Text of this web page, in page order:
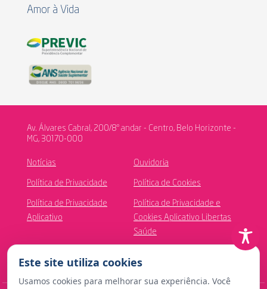
Amor à Vida
Av. Álvares Cabral, 200/8º andar - Centro, Belo Horizonte -
MG, 30170-000
Notícias Ouvidoria
Política de Privacidade Política de Cookies
Política de Privacidade
Aplicativo
Política de Privacidade e
Cookies Aplicativo Libertas
Saúde
Este site utiliza cookies
Usamos cookies para melhorar sua experiência. Você